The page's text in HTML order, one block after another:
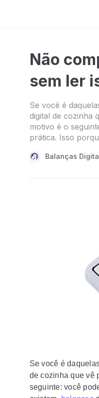
Não
sem ler
Se você é
digital de cozinha
motivo é o
prática. Isso
Balanças
Se você é
de cozinha que vê
seguinte: você